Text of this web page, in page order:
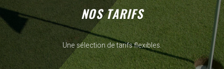
NOS TARIFS
Une sélection de tarifs flexibles.